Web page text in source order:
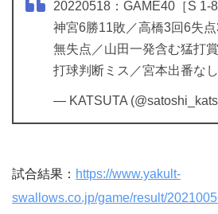
20220518：GAME40［S 1-
神宮6勝11敗／高橋3回6失
無失点／山田一発含む猛打
打球判断ミス／宮本出番なし
— KATSUTA
試合結果： https://www.yakult-
swallows.co.jp/game/result/